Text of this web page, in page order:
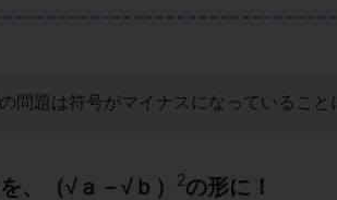
問題は符号がマイナスになっていること
、（√ａ－√ｂ） 2の形に！